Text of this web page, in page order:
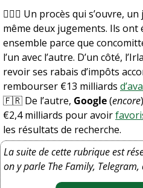
👩🏻‍⚖️ Un procès qui s’ouvre,
même deux jugements. Ils
ensemble parce que
l’un avec l’autre. D’un côté,
revoir ses rabais d’impôts
rembourser €13 milliards
🇫🇷 De l’autre, Google (encore
€2,4 milliards pour avoir
les résultats de recherche.
La suite de cette rubrique est
on y parle The Family, Telegram,